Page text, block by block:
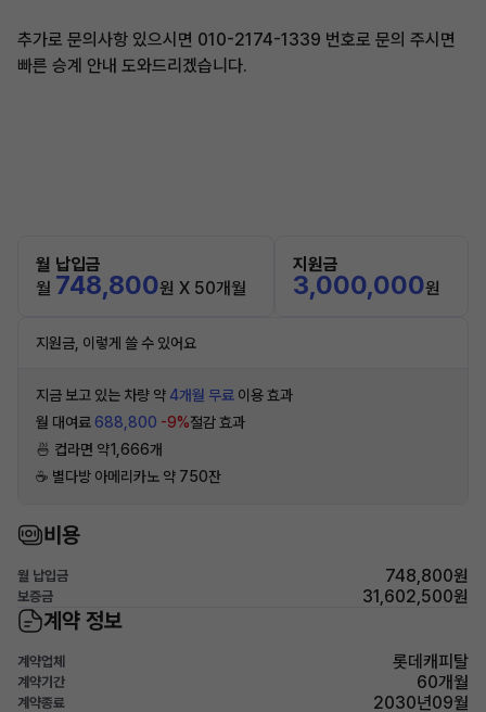
추가로 문의사항 있으시면 010-2174-1339 번호로 문의 주시면
빠른 승계 안내 도와드리겠습니다.
월 납입금
월 748,800원 X 50개월
지원금
3,000,000원
지원금, 이렇게 쓸 수 있어요
지금 보고 있는 차량 약4개월 무료 이용 효과
월 대여료 688,800 -9%절감 효과
🍜 컵라면 약1,666개
☕️ 별다방 아메리카노 약 750잔
비용
월 납입금 748,800원
보증금 31,602,500원
계약 정보
계약업체 롯데캐피탈
계약기간 60개월
계약종료 2030년09월